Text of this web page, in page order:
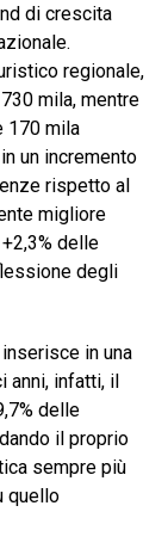
di crescita
regionale,
mila, mentre
170 mila
un incremento
rispetto al
migliore
delle
degli
in una
anni, infatti, il
delle
il proprio
sempre più
quello